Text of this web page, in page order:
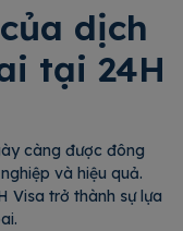
dịch
tại 24H
càng được đông
và hiệu quả.
Visa trở thành sự lựa